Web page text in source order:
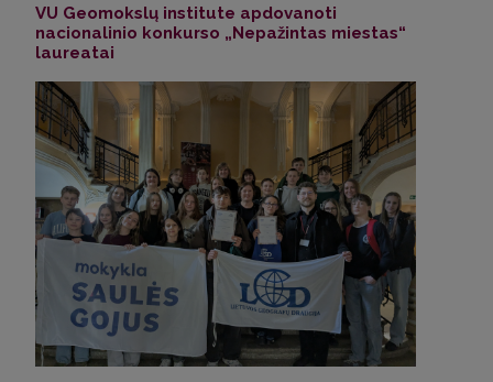
VU Geomokslų institute apdovanoti
nacionalinio konkurso „Nepažintas miestas“
laureatai